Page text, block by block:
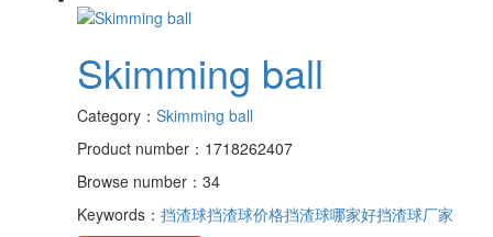
Skimming ball
Category： Skimming ball
Product number：1718262407
Browse number：34
Keywords： 挡渣球挡渣球价格挡渣球哪家好挡渣球厂家